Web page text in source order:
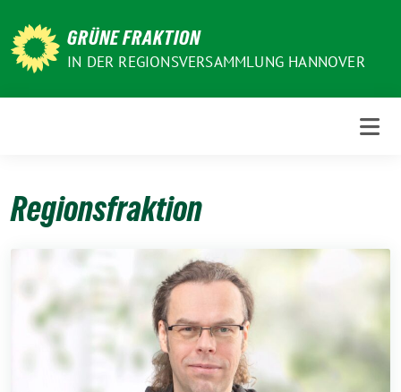
zum
Inhalt
GRÜNE FRAKTION
IN DER REGIONSVERSAMMLUNG HANNOVER
Regionsfraktion